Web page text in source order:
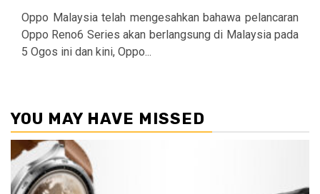
Oppo Malaysia telah mengesahkan bahawa pelancaran
Oppo Reno6 Series akan berlangsung di Malaysia pada
5 Ogos ini dan kini, Oppo...
YOU MAY HAVE MISSED